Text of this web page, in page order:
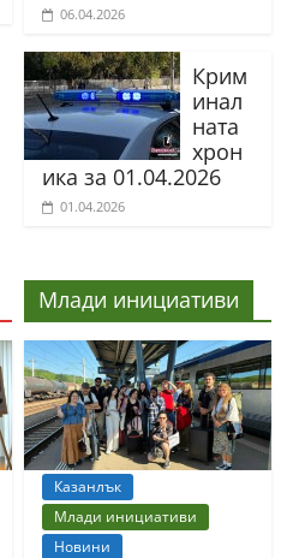
06.04.2026
Крим
инал
ната
хрон
ика за 01.04.2026
01.04.2026
Млади инициативи
Казанлък
Млади инициативи
Новини